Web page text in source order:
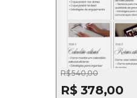
R$ 540,00
R$ 378,00